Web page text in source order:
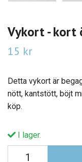
Vykort - kort
15 kr
Detta vykort är
nött, kantstött, böjt
köp.
I lager.